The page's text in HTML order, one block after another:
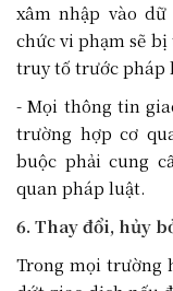
xâm nhập vào
chức vi phạm sẽ
truy tố trước pháp
- Mọi thông tin
trường hợp cơ
buộc phải cung
quan pháp luật.
6. Thay đổi, hủy
Trong mọi trường